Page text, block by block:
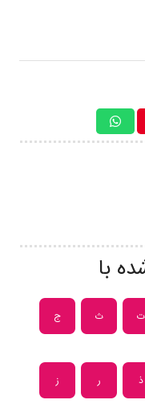
با
ت ث ج
ذ ر ز